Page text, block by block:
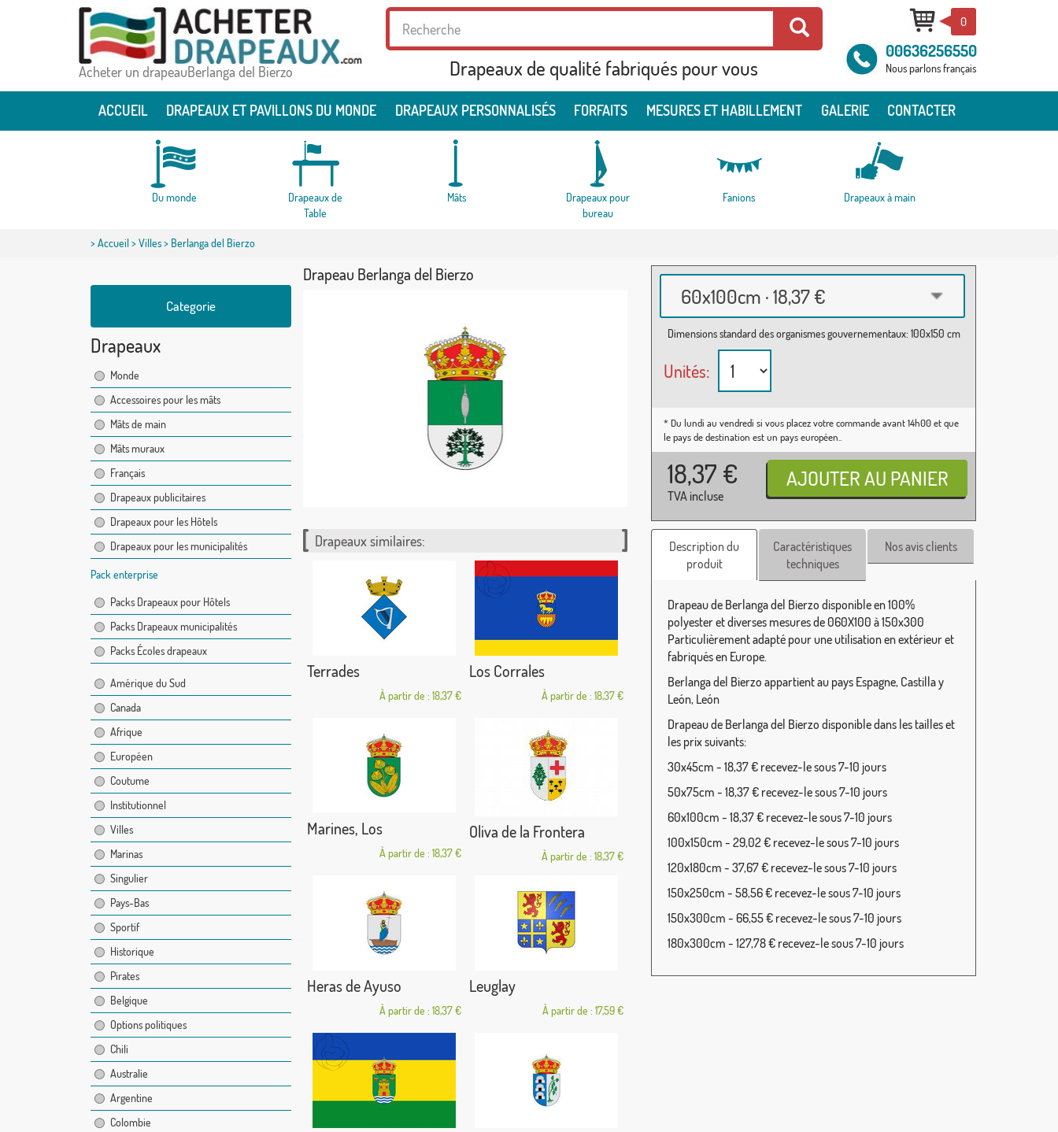
Acheter un drapeauBerlanga del Bierzo Drapeaux de qualité fabriqués pour vous
0
00636256550
Nous parlons français
ACCUEIL DRAPEAUX ET PAVILLONS DU MONDE DRAPEAUX PERSONNALISÉS FORFAITS MESURES ET HABILLEMENT GALERIE CONTACTER
Du monde
Drapeaux de
Table
Mâts
Drapeaux pour
bureau
Fanions Drapeaux à main
>Accueil>Villes> Berlanga del Bierzo
Categorie
Drapeaux
Monde
Accessoires pour les mâts
Mâts de main
Mâts muraux
Français
Drapeaux publicitaires
Drapeaux pour les Hôtels
Drapeaux pour les municipalités
Pack enterprise
Packs Drapeaux pour Hôtels
Packs Drapeaux municipalités
Packs Écoles drapeaux
Amérique du Sud
Canada
Afrique
Européen
Coutume
Institutionnel
Villes
Marinas
Singulier
Pays-Bas
Sportif
Historique
Pirates
Belgique
Options politiques
Chili
Australie
Argentine
Colombie
Drapeau Berlanga del Bierzo
60x100cm · 18,37 €
Dimensions standard des organismes gouvernementaux: 100x150 cm
Unités:
* Du lundi au vendredi si vous placez votre commande avant 14h00 et que
le pays de destination est un pays européen..
18,37 €
TVA incluse
Drapeaux similaires:
Terrades
À partir de : 18,37 €
Los Corrales
À partir de : 18,37 €
Marines, Los
À partir de : 18,37 €
Oliva de la Frontera
À partir de : 18,37 €
Heras de Ayuso
À partir de : 18,37 €
Leuglay
À partir de : 17,59 €
Description du
produit
Caractéristiques
techniques
Nos avis clients
Drapeau de Berlanga del Bierzo disponible en 100%
polyester et diverses mesures de 060X100 à 150x300
Particulièrement adapté pour une utilisation en extérieur et
fabriqués en Europe.
Berlanga del Bierzo appartient au pays Espagne, Castilla y
León, León
Drapeau de Berlanga del Bierzo disponible dans les tailles et
les prix suivants:
30x45cm - 18,37 € recevez-le sous 7-10 jours
50x75cm - 18,37 € recevez-le sous 7-10 jours
60x100cm - 18,37 € recevez-le sous 7-10 jours
100x150cm - 29,02 € recevez-le sous 7-10 jours
120x180cm - 37,67 € recevez-le sous 7-10 jours
150x250cm - 58,56 € recevez-le sous 7-10 jours
150x300cm - 66,55 € recevez-le sous 7-10 jours
180x300cm - 127,78 € recevez-le sous 7-10 jours